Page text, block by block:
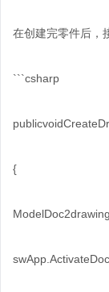
在创建完零件后，
```csharp
{